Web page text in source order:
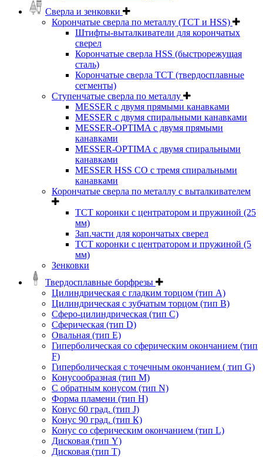
Сверла и зенковки
Корончатые сверла по металлу (TCT и HSS)
Штифты-выталкиватели для корончатых
сверел
Корончатые сверла HSS (быстрорежущая
сталь)
Корончатые сверла TCT (твердосплавные
сегменты)
Ступенчатые сверла по металлу
MESSER с двумя прямыми канавками
MESSER с двумя спиральными канавками
MESSER-OPTIMA с двумя прямыми
канавками
MESSER-OPTIMA с двумя спиральными
канавками
MESSER HSS CО с тремя спиральными
канавками
Корончатые сверла по металлу c выталкивателем
ТСТ коронки с центратором и пружиной (25
мм)
Зап.части для корончатых сверел
ТСТ коронки с центратором и пружиной (5
мм)
Зенковки
Твердосплавные борфрезы
Цилиндрическая с гладким торцом (тип А)
Цилиндрическая с зубчатым торцом (тип В)
Сферо-цилиндрическая (тип С)
Сферическая (тип D)
Овальная (тип Е)
Гиперболическая со сферическим окончанием (тип
F)
Гиперболическая с точечным окончанием ( тип G)
Конусообразная (тип М)
C обратным конусом (тип N)
Форма пламени (тип H)
Конус 60 град. (тип J)
Конус 90 град. (тип К)
Конус со сферическим окончанием (тип L)
Дисковая (тип Y)
Дисковая (тип Т)